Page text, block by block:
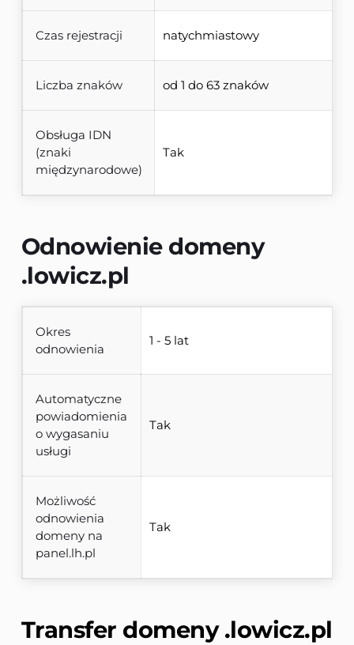
Czas rejestracji natychmiastowy
Liczba znaków od 1 do 63 znaków
Obsługa IDN
(znaki
międzynarodowe)
Tak
Odnowienie domeny
.lowicz.pl
Okres
odnowienia
1 - 5 lat
Automatyczne
powiadomienia
o wygasaniu
usługi
Tak
Możliwość
odnowienia
domeny na
panel.lh.pl
Tak
Transfer domeny .lowicz.pl